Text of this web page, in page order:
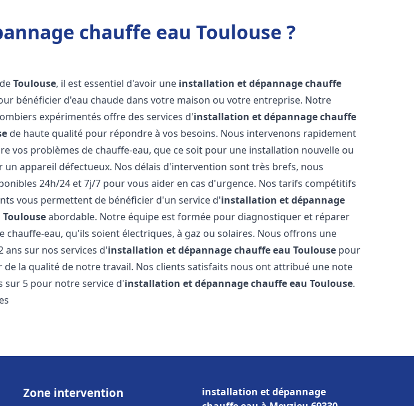
chauffe eau Toulouse ?
Toulouse, il est essentiel d'avoir une installation et dépannage chauffe
bénéficier d'eau chaude dans votre maison ou votre entreprise. Notre
expérimentés offre des services d'installation et dépannage chauffe
de haute qualité pour répondre à vos besoins. Nous intervenons rapidement
vos problèmes de chauffe-eau, que ce soit pour une installation nouvelle ou
un appareil défectueux. Nos délais d'intervention sont très brefs, nous
24h/24 et 7j/7 pour vous aider en cas d'urgence. Nos tarifs compétitifs
vous permettent de bénéficier d'un service d'installation et dépannage
Toulouseabordable. Notre équipe est formée pour diagnostiquer et réparer
chauffe-eau, qu'ils soient électriques, à gaz ou solaires. Nous offrons une
ans sur nos services d'installation et dépannage chauffe eau Toulouse pour
de la qualité de notre travail. Nos clients satisfaits nous ont attribué une note
sur 5 pour notre service d'installation et dépannage chauffe eau Toulouse.
Zone intervention
installation et dépannage